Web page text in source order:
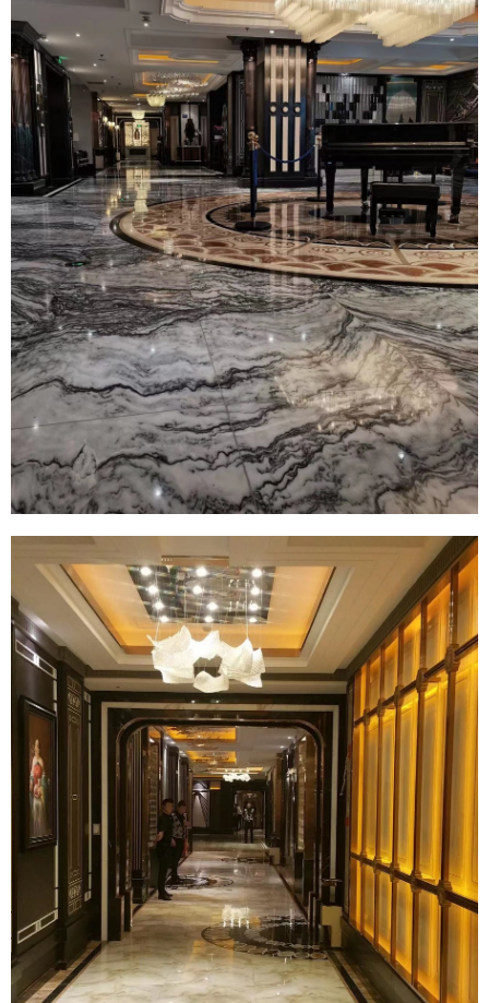
给undefined打赏
2 元 5 元 10
元 50 元 自定义
付费内容
¥
您没有权限发布内容，请购买会员或者提升权
限。
6位以上
6位以上